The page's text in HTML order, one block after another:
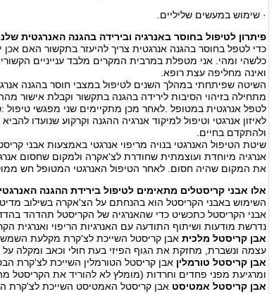
· שימוש במעשים שליליים.
פיתרון לטיפול בחוסר באנרגיה ובירידה בהגנה האנרגטית
כדי לטפל בחוסר בהגנה אנרגטית צריך להיעזר בתקשור האם אכן
כלשהי ומהי. אני מטפלת במרבית המקרים מלבד ענייניים
ואינה מחליפה עצת רופא.
השיטה שפיתחתי במהלך השנים לטיפול במצבי חוסר בהגנה
מתחילה בזיהוי הסיבות לירידה בהגנה בתקשור וקבלת אישור
לטפל אנרגטית במטופל .לאחר מכן מתקיימים שני מפגשי טיפול
לאיזון אנרגטי וטיפול למיקוד אנרגיה ההגנה וקרקוע שנועדו
ולהתקדם בחיים.
שיטת הטיפול האנרגטי בנויה מריפוי אנרגטי באמצעות אבני
אנרגיה מיוחדת ועוצמתית שחודרת לצ'אקרה ולמקום שחסום
את המקום שהיה חסום. לאחר הטיפול האנרגטי המטופל חש
אלו אבני קריסטלים מתאימים לטיפול בירידת ההגנה
השימוש באבני הקריסטל הוא בהנחתם על הצ'אקרה בשילוב
אבני הקריסטל כתכשיט כדי שהאנרגיה של הקריסטל תהדהד
נדרשת מודעות ושיתוף התודעה עם האנרגיות הריפוי ואנרגית
אבן קריסטל מלכית אבן קריסטל השייכת לצ'קרת מקלעת השמש.
עצמה ונשברת, מחזקת את הגוף הפיזי בעת חולי וכאב ומקלה
אבן קריסטל טורמלין אבן קריסטל הטורמלין השייכת לצ'קרת
ומרגיעת מפני פחדים וחרדות (מומלץ לא להוריד את הקריסטל
אבן קריסטל אמטיסט אבן קריסטל האמטיסט השייכת לצ'קרת